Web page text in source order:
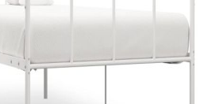
Йога и пилатес